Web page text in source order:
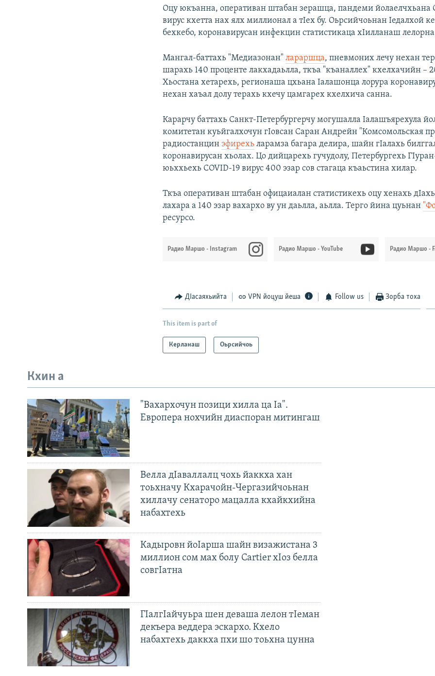
Оцу юкъанна, оперативан штабан зерашца, пандеми йолаелчхьана
вирус кхетта нах ялх миллионал а тIех бу. Оьрсийчоьнан Iедалхой
бехкебо, коронавирусан инфекцин статистикаца хIилланаш
Мангал-баттахь "Медиазонан"лараршца, пневмоних лечу нехан
шарахь 140 проценте лакхадаьлла, ткъа "къаналлех" кхелхачийн –
Хьостана хетарехь, регионаша цхьана Iалашонца лорура
нехан хаъал долу терахь кхечу цамгарех кхелхича санна.
Карарчу баттахь Санкт-Петербургерчу могушалла Iалашъярехула
комитетан куьйгалхочун гIовсан Саран Андрейн "Комсомольская
радиостанцинэфирехь ларамза багара делира, шайн гIалахь
коронавирусан хьолах. Цо дийцарехь гучудолу, Петербургехь
юьххьехь COVID-19 вирус 400 эзар сов стагаца къаьстина хилар.
Ткъа оперативан штабан офицаиалан статистикехь оцу хенахь
лахара а 140 эзар вахархо ву ун даьлла, аьлла. Терго йина цуьнан
ресурсо.
Радио Маршо - Instagram Радио Маршо - YouTube Радио Маршо -
ДIасаяхьийта VPN йоцуш йеша Follow us Зорба тоха
This item is part of
Керланаш Оьрсийчоь
Кхин а
"Вахархочун позици хилла ца Iа".
Европера нохчийн диаспоран митингаш
Велла дIаваллалц чохь йаккха хан
тоьхначу Кхарачойн-Чергазийчоьнан
хиллачу сенаторо мацалла кхайкхийна
набахтехь
Кадыровн йоIарша шайн визажистана 3
миллион сом мах болу Cartier хIоз белла
совгIатна
ГIалгIайчуьра шен деваша лелон тIеман
декъера веддера эскархо. Кхело
набахтехь даккха пхи шо тоьхна цунна